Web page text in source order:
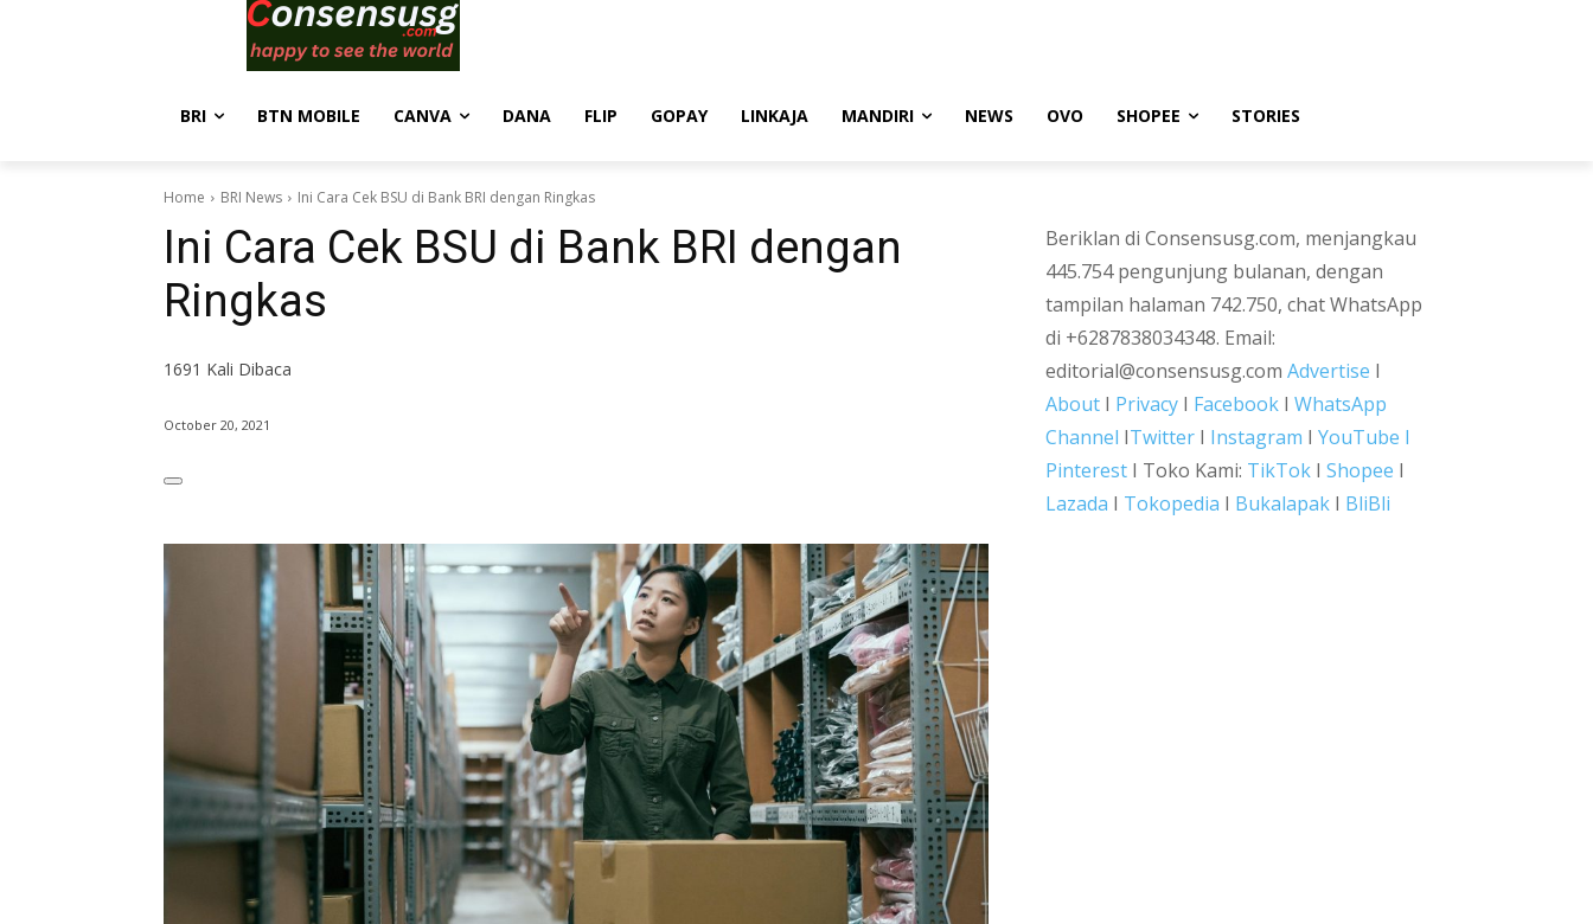
BRI BTN MOBILE CANVA DANA FLIP GOPAY LINKAJA MANDIRI NEWS OVO SHOPEE STORIES
Home BRI News Ini Cara Cek BSU di Bank BRI dengan Ringkas
Ini Cara Cek BSU di Bank BRI dengan
Ringkas
1691 Kali Dibaca
October 20, 2021
Beriklan di Consensusg.com, menjangkau
445.754 pengunjung bulanan, dengan
tampilan halaman 742.750, chat WhatsApp
di +6287838034348. Email:
editorial@consensusg.com Advertise I
About I Privacy I Facebook I WhatsApp
Channel ITwitter I Instagram I YouTube I
Pinterest I Toko Kami: TikTok I Shopee I
Lazada I Tokopedia I Bukalapak I BliBli